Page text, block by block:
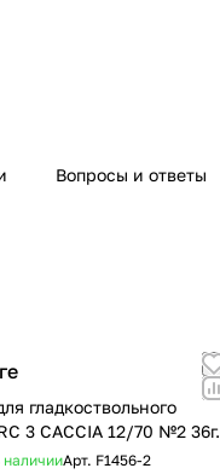
Вопросы и ответы
гладкоствольного
3 CACCIA 12/70 №2 36г.
наличииАрт. F1456-2